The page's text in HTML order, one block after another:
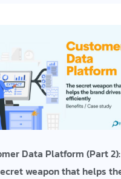
Data Platform (Part 2):
weapon that helps